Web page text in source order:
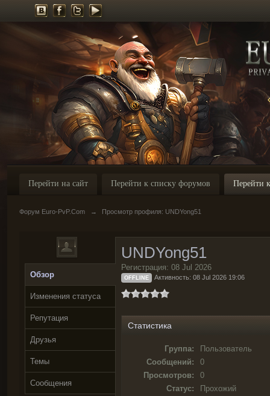
Перейти на сайт Перейти к списку форумов Перейти
Форум Euro-PvP.Com → Просмотр профиля: UNDYong51
Обзор
Изменения статуса
Репутация
Друзья
Темы
Сообщения
UNDYong51
Регистрация: 08 Jul 2026
OFFLINE Активность: 08 Jul 2026 19:06
Статистика
Группа:
Пользователь
Сообщений:
0
Просмотров:
0
Статус:
Прохожий